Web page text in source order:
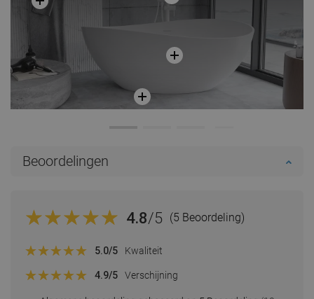
Beoordelingen
4.8/5 (5 Beoordeling)
5.0/5 Kwaliteit
4.9/5 Verschijning